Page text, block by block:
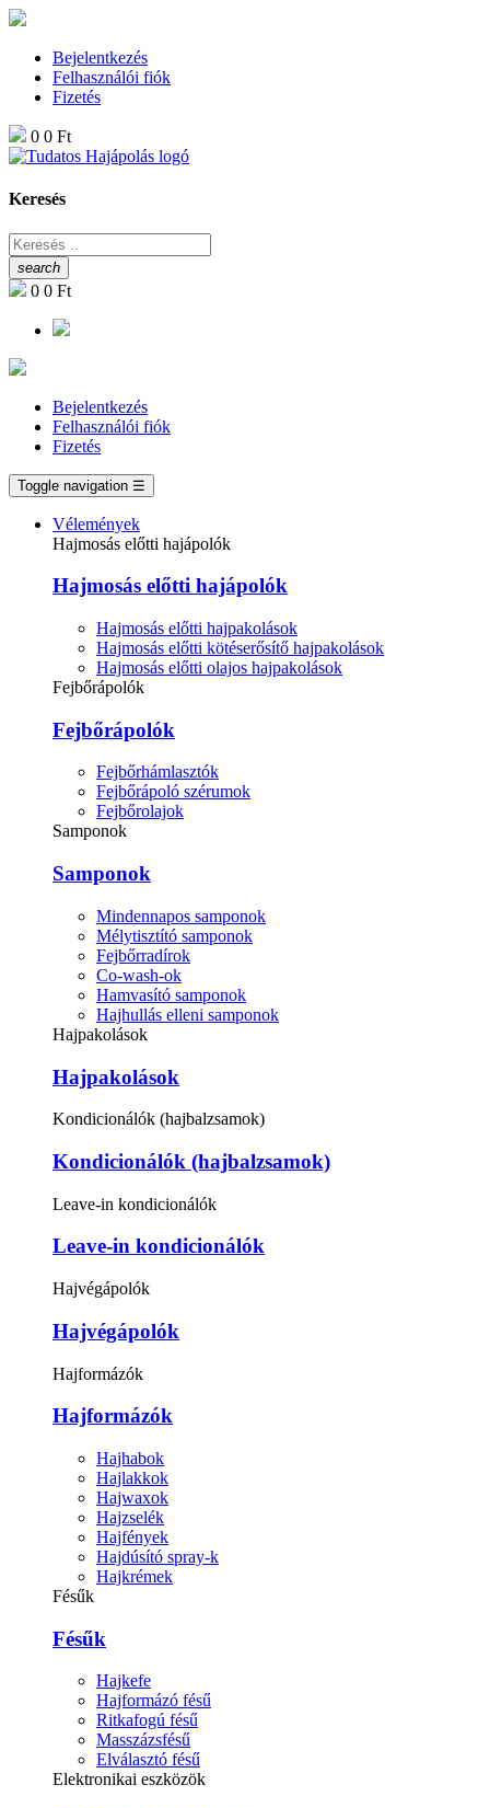
Bejelentkezés
Felhasználói fiók
Fizetés
0 0 Ft
Keresés
search
0 0 Ft
Bejelentkezés
Felhasználói fiók
Fizetés
Toggle navigation ☰
Vélemények
Hajmosás előtti hajápolók
Hajmosás előtti hajápolók
Hajmosás előtti hajpakolások
Hajmosás előtti kötéserősítő hajpakolások
Hajmosás előtti olajos hajpakolások
Fejbőrápolók
Fejbőrápolók
Fejbőrhámlasztók
Fejbőrápoló szérumok
Fejbőrolajok
Samponok
Samponok
Mindennapos samponok
Mélytisztító samponok
Fejbőrradírok
Co-wash-ok
Hamvasító samponok
Hajhullás elleni samponok
Hajpakolások
Hajpakolások
Kondicionálók (hajbalzsamok)
Kondicionálók (hajbalzsamok)
Leave-in kondicionálók
Leave-in kondicionálók
Hajvégápolók
Hajvégápolók
Hajformázók
Hajformázók
Hajhabok
Hajlakkok
Hajwaxok
Hajzselék
Hajfények
Hajdúsító spray-k
Hajkrémek
Fésűk
Fésűk
Hajkefe
Hajformázó fésű
Ritkafogú fésű
Masszázsfésű
Elválasztó fésű
Elektronikai eszközök